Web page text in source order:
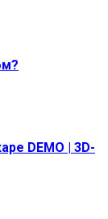
DEMO | 3D-